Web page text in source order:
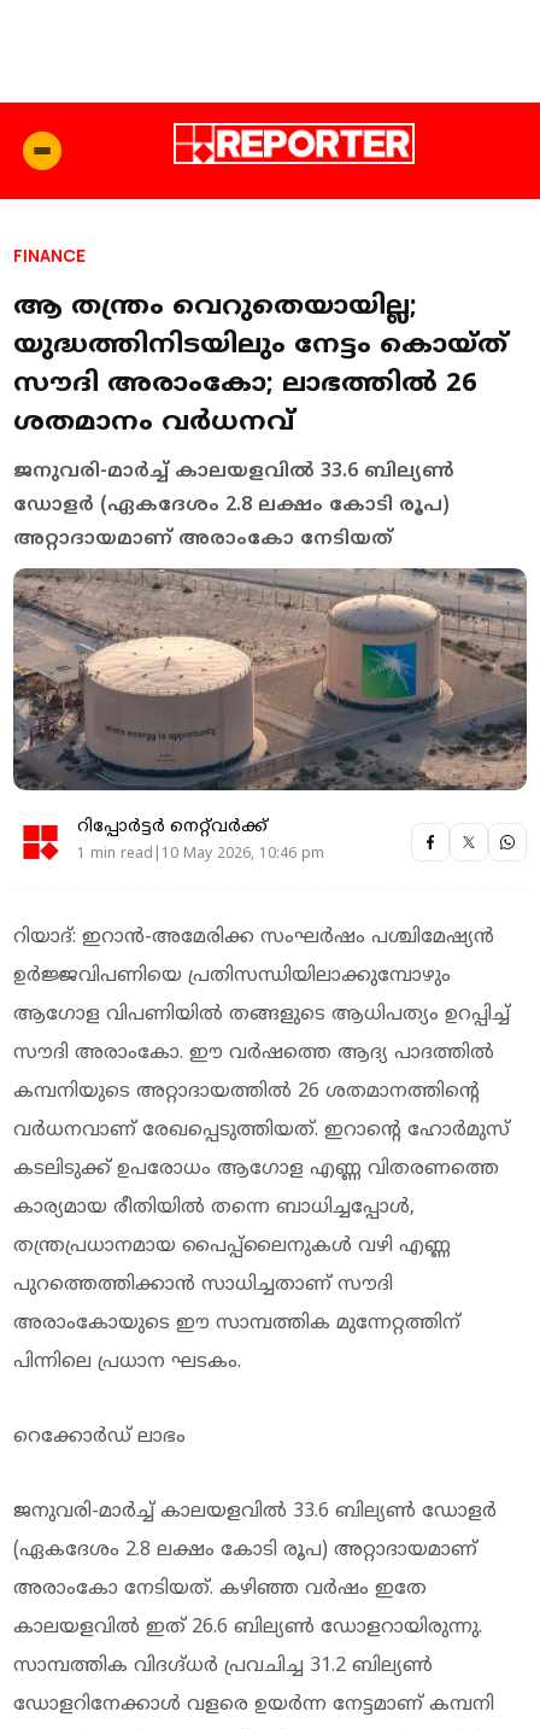
FINANCE
ആ തന്ത്രം വെറുതെയായില്ല;
യുദ്ധത്തിനിടയിലും നേട്ടം കൊയ്ത്
സൗദി അരാംകോ; ലാഭത്തിൽ 26
ശതമാനം വർധനവ്
ജനുവരി-മാർച്ച് കാലയളവിൽ 33.6 ബില്യൺ
ഡോളർ (ഏകദേശം 2.8 ലക്ഷം കോടി രൂപ)
അറ്റാദായമാണ് അരാംകോ നേടിയത്
റിപ്പോർട്ടർ നെറ്റ്‌വര്‍ക്ക്‌
1 min read|10 May 2026, 10:46 pm
റിയാദ്: ഇറാൻ-അമേരിക്ക സംഘർഷം പശ്ചിമേഷ്യൻ
ഉർജ്ജവിപണിയെ പ്രതിസന്ധിയിലാക്കുമ്പോഴും
ആഗോള വിപണിയിൽ തങ്ങളുടെ ആധിപത്യം ഉറപ്പിച്ച്
സൗദി അരാംകോ. ഈ വർഷത്തെ ആദ്യ പാദത്തിൽ
കമ്പനിയുടെ അറ്റാദായത്തിൽ 26 ശതമാനത്തിന്റെ
വർധനവാണ് രേഖപ്പെടുത്തിയത്. ഇറാന്‍റെ ഹോർമുസ്
കടലിടുക്ക് ഉപരോധം ആഗോള എണ്ണ വിതരണത്തെ
കാര്യമായ രീതിയില്‍ തന്നെ ബാധിച്ചപ്പോൾ,
തന്ത്രപ്രധാനമായ പൈപ്പ്‌ലൈനുകൾ വഴി എണ്ണ
പുറത്തെത്തിക്കാൻ സാധിച്ചതാണ് സൗദി
അരാംകോയുടെ ഈ സാമ്പത്തിക മുന്നേറ്റത്തിന്
പിന്നിലെ പ്രധാന ഘടകം.
റെക്കോർഡ് ലാഭം
ജനുവരി-മാർച്ച് കാലയളവിൽ 33.6 ബില്യൺ ഡോളർ
(ഏകദേശം 2.8 ലക്ഷം കോടി രൂപ) അറ്റാദായമാണ്
അരാംകോ നേടിയത്. കഴിഞ്ഞ വർഷം ഇതേ
കാലയളവിൽ ഇത് 26.6 ബില്യൺ ഡോളറായിരുന്നു.
സാമ്പത്തിക വിദഗ്ദ്ധർ പ്രവചിച്ച 31.2 ബില്യൺ
ഡോളറിനേക്കാൾ വളരെ ഉയർന്ന നേട്ടമാണ് കമ്പനി